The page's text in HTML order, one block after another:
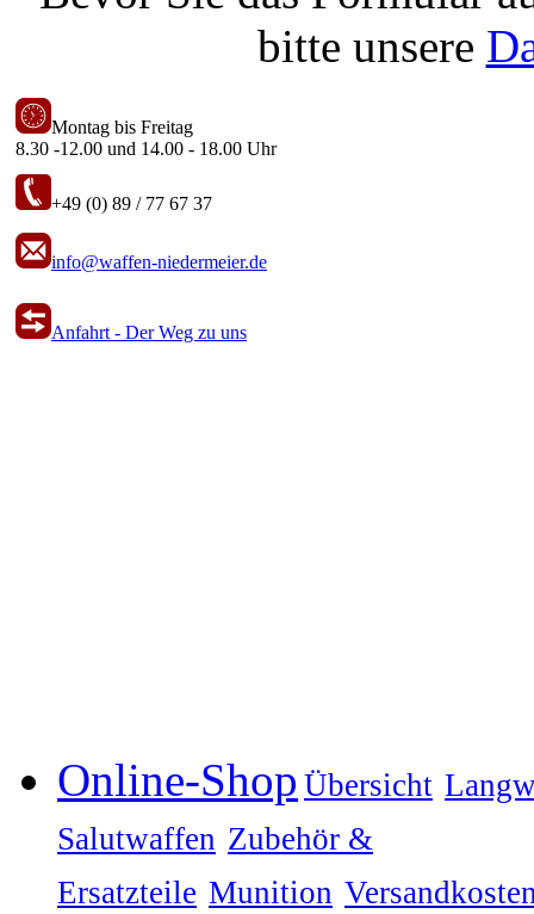
bitte unsere
Montag bis Freitag
8.30 -12.00 und 14.00 - 18.00 Uhr
+49 (0) 89 / 77 67 37
info@waffen-niedermeier.de
Anfahrt - Der Weg zu uns
Online-Shop Übersicht
Salutwaffen Zubehör &
Ersatzteile Munition